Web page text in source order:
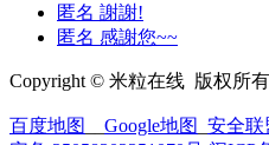
匿名 謝謝!
匿名 感謝您~~
Copyright © 米粒在线 版权所
百度地图 Google地图 安全联